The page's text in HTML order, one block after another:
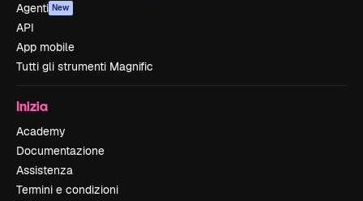
Agenti New
API
App mobile
Tutti gli strumenti Magnific
Inizia
Academy
Documentazione
Assistenza
Termini e condizioni